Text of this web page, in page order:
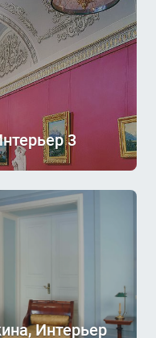
3
Интерьер